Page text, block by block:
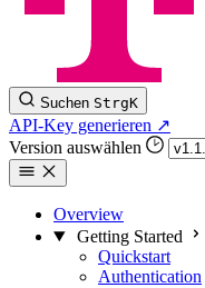
Suchen StrgK
API-Key generieren ↗
Version auswählen
Overview
Getting Started
Quickstart
Authentication